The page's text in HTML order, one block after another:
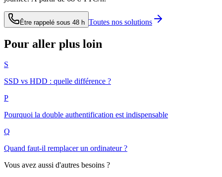
Être rappelé sous 48 h Toutes nos solutions
Pour aller plus loin
S
SSD vs HDD : quelle différence ?
P
Pourquoi la double authentification est indispensable
Q
Quand faut-il remplacer un ordinateur ?
Vous avez aussi d'autres besoins ?